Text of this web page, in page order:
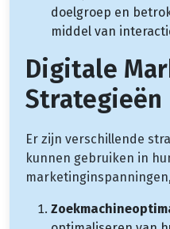
doelgroep en
middel van
Digitale
Strategieën
Er zijn verschillende
kunnen gebruiken in